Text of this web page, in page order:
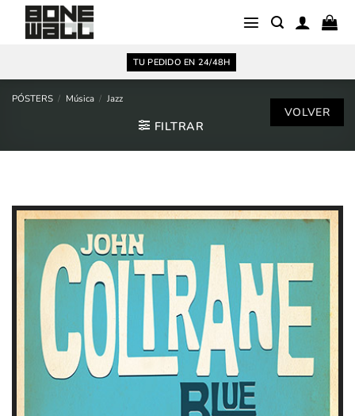
Saltar
contenido
TU PEDIDO EN 24/48H
PÓSTERS / Música / Jazz
FILTRAR